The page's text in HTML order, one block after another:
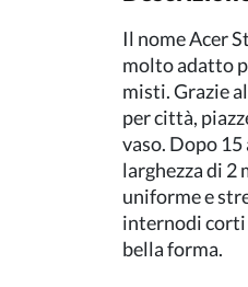
Il nome Acer
molto adatto
misti. Grazie
per città,
vaso. Dopo 15
larghezza di 2
uniforme e
internodi corti
bella forma.